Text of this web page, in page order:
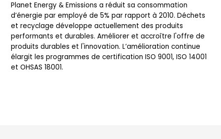
Planet Energy & Emissions a réduit sa consommation
d’énergie par employé de 5% par rapport à 2010. Déchets
et recyclage développe actuellement des produits
performants et durables. Améliorer et accroître l'offre de
produits durables et l'innovation. L’amélioration continue
élargit les programmes de certification ISO 9001, ISO 14001
et OHSAS 18001.